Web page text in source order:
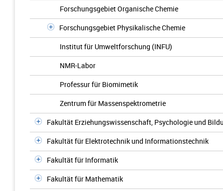
Forschungsgebiet Organische Chemie
Forschungsgebiet Physikalische Chemie
Institut für Umweltforschung (INFU)
NMR-Labor
Professur für Biomimetik
Zentrum für Massenspektrometrie
Fakultät Erziehungswissenschaft, Psychologie und
Fakultät für Elektrotechnik und Informationstechnik
Fakultät für Informatik
Fakultät für Mathematik